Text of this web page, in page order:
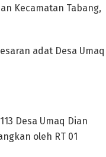
Kecamatan Tabang,
adat Desa Umaq
Desa Umaq Dian
oleh RT 01